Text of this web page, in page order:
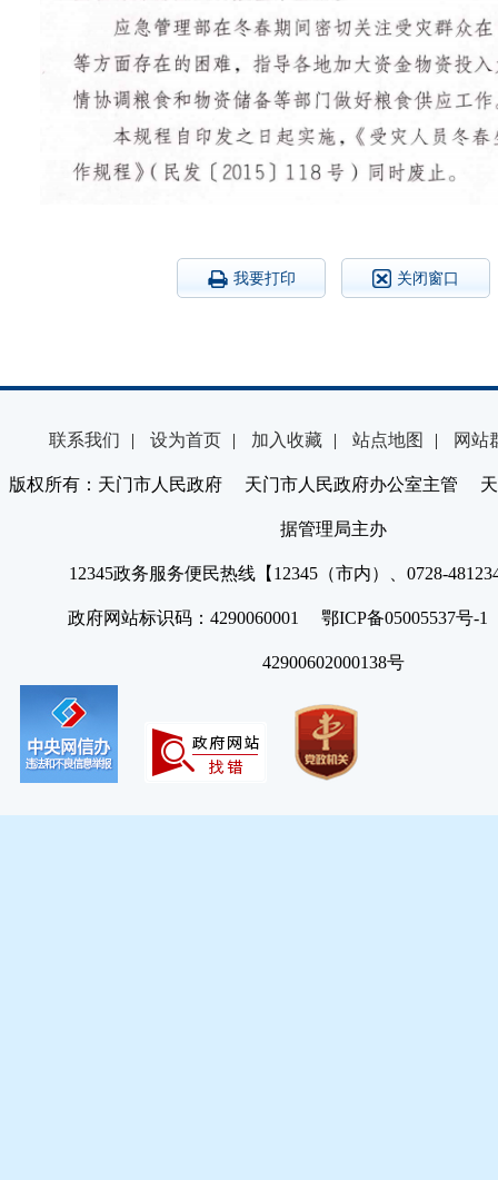
我要打印 关闭窗口
联系我们 | 设为首页 | 加入收藏 | 站点地图 | 网站
版权所有：天门市人民政府 天门市人民政府办公室主管 天
据管理局主办
12345政务服务便民热线【12345（市内）、0728-
政府网站标识码：4290060001 鄂ICP备05005537号
42900602000138号